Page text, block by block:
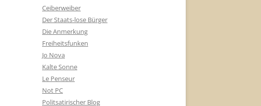
Ceiberweiber
Der Staats-lose Bürger
Die Anmerkung
Freiheitsfunken
Jo Nova
Kalte Sonne
Le Penseur
Not PC
Politsatirischer Blog